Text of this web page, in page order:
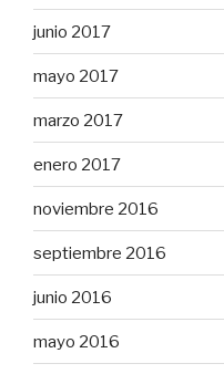
junio 2017
mayo 2017
marzo 2017
enero 2017
noviembre 2016
septiembre 2016
junio 2016
mayo 2016